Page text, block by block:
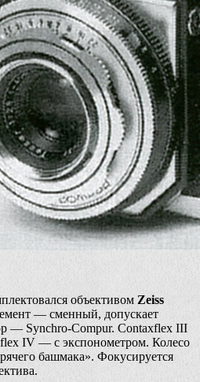
объективом Zeiss
— сменный, допускает
— Synchro-Compur. Contaxflex III
IV — с экспонометром. Колесо
башмака». Фокусируется